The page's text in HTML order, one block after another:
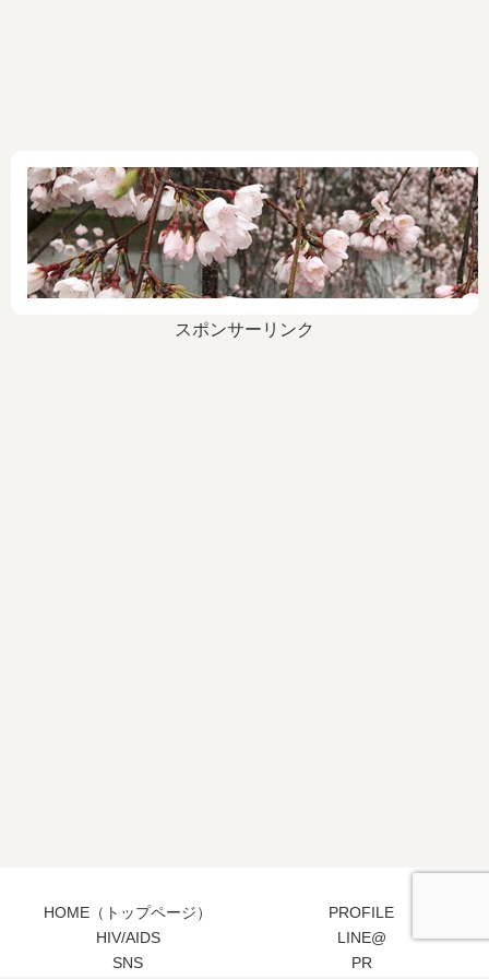
スポンサーリンク
HOME（トップページ）
PROFILE
HIV/AIDS
LINE@
SNS
PR